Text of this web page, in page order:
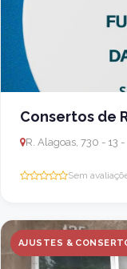
Consertos de
Sem
AJUSTES &